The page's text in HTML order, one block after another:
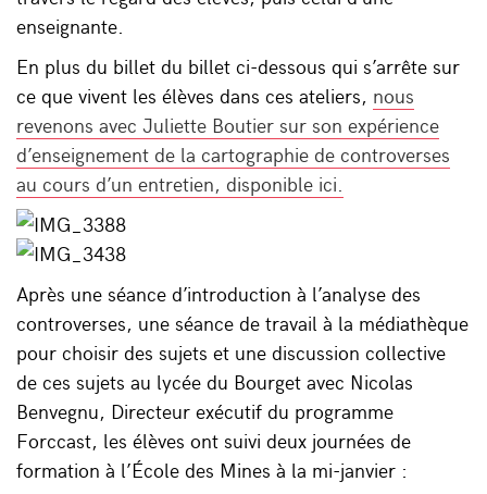
enseignante.
En plus du billet du billet ci-dessous qui s’arrête sur
ce que vivent les élèves dans ces ateliers, nous
revenons avec Juliette Boutier sur son expérience
d’enseignement de la cartographie de controverses
au cours d’un entretien, disponible ici.
Après une séance d’introduction à l’analyse des
controverses, une séance de travail à la médiathèque
pour choisir des sujets et une discussion collective
de ces sujets au lycée du Bourget avec Nicolas
Benvegnu, Directeur exécutif du programme
Forccast, les élèves ont suivi deux journées de
formation à l’École des Mines à la mi-janvier :